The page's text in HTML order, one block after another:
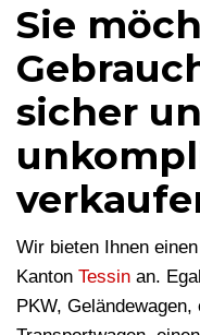
Sie
sicher
Wir bieten Ihnen einen
Kanton Tessin an.
PKW,